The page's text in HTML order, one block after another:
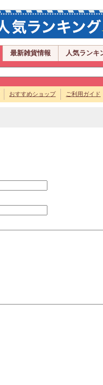
最新雑貨情報 人気ランキ
おすすめショップ ご利用ガイド